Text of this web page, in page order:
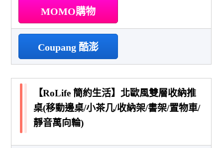
MOMO購物
Coupang 酷澎
【RoLife 簡約生活】北歐風雙層收納推
桌(移動邊桌/小茶几/收納架/書架/置物車/
靜音萬向輪)